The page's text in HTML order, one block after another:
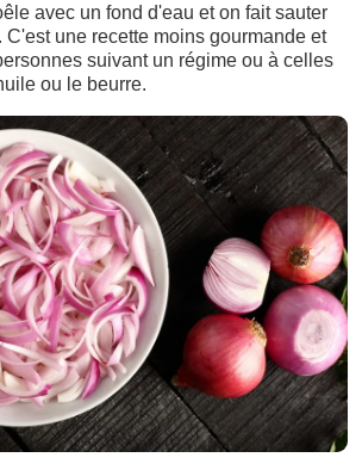
avec un fond d'eau et on fait sauter
C'est une recette moins gourmande et
suivant un régime ou à celles
ou le beurre.